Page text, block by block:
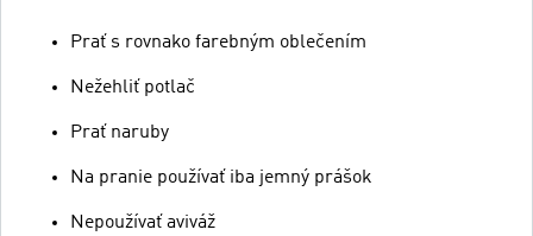
Prať s rovnako farebným oblečením
Nežehliť potlač
Prať naruby
Na pranie používať iba jemný prášok
Nepoužívať aviváž